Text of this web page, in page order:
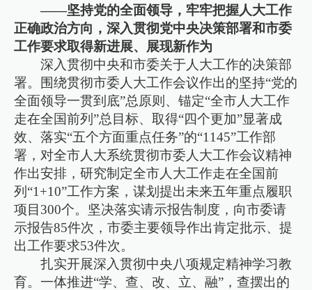
——坚持党的全面领导，牢牢把握人大工作
正确政治方向，深入贯彻党中央决策部署和市委
工作要求取得新进展、展现新作为
深入贯彻中央和市委关于人大工作的决策部
署。围绕贯彻市委人大工作会议作出的坚持“党的
全面领导一贯到底”总原则、锚定“全市人大工作
走在全国前列”总目标、取得“四个更加”显著成
效、落实“五个方面重点任务”的“1145”工作部
署，对全市人大系统贯彻市委人大工作会议精神
作出安排，研究制定全市人大工作走在全国前
列“1+10”工作方案，谋划提出未来五年重点履职
项目300个。坚决落实请示报告制度，向市委请
示报告85件次，市委主要领导作出肯定批示、提
出工作要求53件次。
扎实开展深入贯彻中央八项规定精神学习教
育。一体推进“学、查、改、立、融”，查摆出的